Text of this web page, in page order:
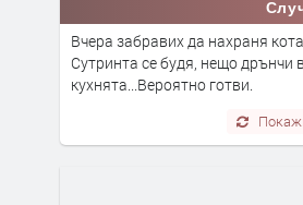
Вчера забравих да нахраня
Сутринта се будя, нещо дрънчи в
кухнята...Вероятно готви.